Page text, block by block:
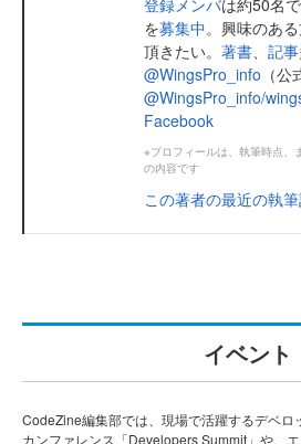
を募集中。興味のあ
頂きたい。 著書 記事
@WingsPro_info （公
@WingsPro_info/
Facebook
※プロフィールは、執筆時点、
の内容です
この著者の最近の執
イベント
CodeZine編集部では、現場で活躍するデベロ
カンファレンス「Developers Summit」や、